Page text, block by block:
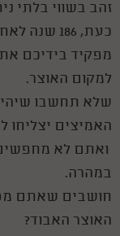
זהב בשווי בלתי
כעת, 186
מפקיד בידיכם
למקום האוצר.
שלא תחשבו
האמיצים יצליחו
ואתם לא
במהרה.
חושבים שאתם
האוצר האבוד?